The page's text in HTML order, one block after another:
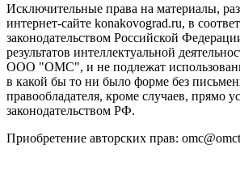
Исключительные права на материалы,
интернет-сайте konakovograd.ru, в
законодательством Российской
результатов интеллектуальной
ООО "ОМС", и не подлежат
в какой бы то ни было форме без
правообладателя, кроме случаев, прямо
законодательством РФ.
Приобретение авторских прав: